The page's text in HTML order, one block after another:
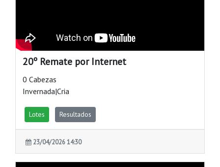
20º Remate por Internet
0 Cabezas
Invernada|Cria
Lotes Resultados
23/04/2026 14:30